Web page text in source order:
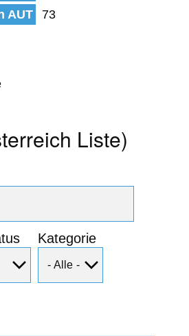
AUT
73
Liste)
Kategorie